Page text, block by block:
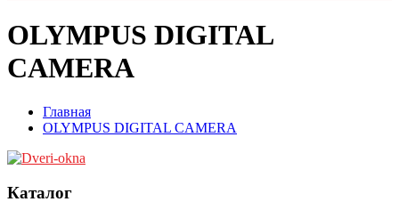
OLYMPUS DIGITAL
CAMERA
Главная
OLYMPUS DIGITAL CAMERA
Каталог